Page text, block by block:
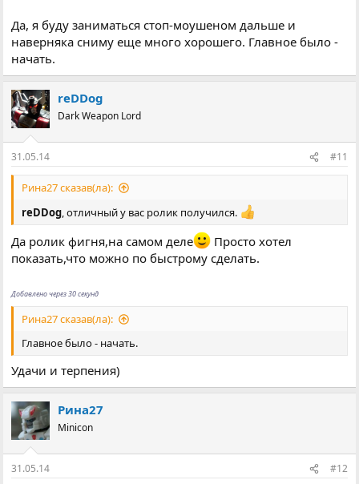
Да, я буду заниматься стоп-моушеном дальше и
наверняка сниму еще много хорошего. Главное было -
начать.
reDDog
Dark Weapon Lord
31.05.14 #11
Рина27 сказав(ла):
reDDog, отличный у вас ролик получился.
Да ролик фигня,на самом деле
Просто хотел
показать,что можно по быстрому сделать.
Добавлено через 30 секунд
Рина27 сказав(ла):
Главное было - начать.
Удачи и терпения)
Рина27
Minicon
31.05.14 #12